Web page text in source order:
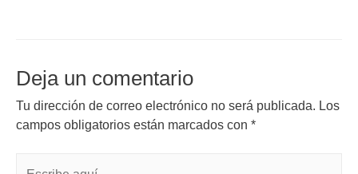
Deja un comentario
Tu dirección de correo electrónico no será publicada. Los
campos obligatorios están marcados con *